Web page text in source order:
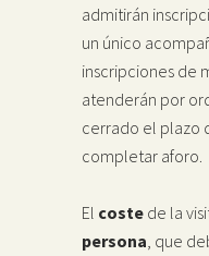
admitirán
un único
inscripciones de
atenderán por
cerrado el plazo
completar aforo.
El coste de la
persona , que